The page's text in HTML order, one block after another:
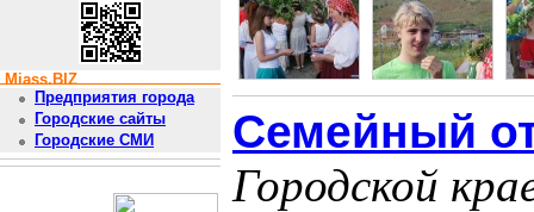
Miass.BIZ
Предприятия города
Городские сайты
Городские СМИ
Семейный
Городской